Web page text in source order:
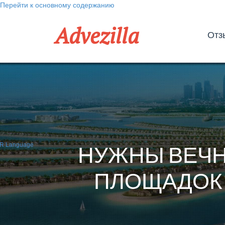
Перейти к основному содержанию
Advezilla
НУЖНЫ
ПЛОЩАДОК